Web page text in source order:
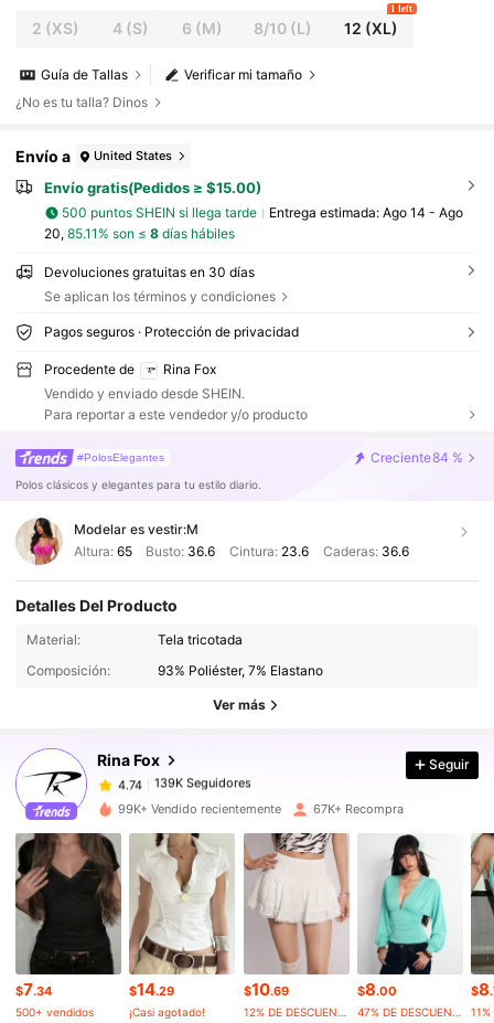
2 (XS) 4(S) 6 (M) 8/10 (L) 12 (XL)
1 left
Verificar mi tamaño
Guía de Tallas
¿No es tu talla? Dinos
Envío a United States
Envío gratis(Pedidos ≥ $15.00)
500 puntos SHEIN si llega tarde Entrega estimada: Ago 14 - Ago
20, 85.11% son ≤ 8días hábiles
Devoluciones gratuitas en 30 días
Se aplican los términos y condiciones
Pagos seguros · Protección de privacidad
Procedente de
Rina Fox
Vendido y enviado desde SHEIN.
Para reportar a este vendedor y/o producto
#PolosElegantes Creciente84 %
Polos clásicos y elegantes para tu estilo diario.
Modelar es vestir:M
Altura: 65 Busto: 36.6 Cintura: 23.6 Caderas: 36.6
Detalles Del Producto
Material:
Tela tricotada
Composición:
93% Poliéster, 7% Elastano
Ver más
Rina Fox
139K Seguidores
139K Seguidores
4.74
139K Seguidores
s***y
pagóHace 3 horas
4.74 139K Seguidores
4.74 139K Seguidores
4.74 139K Seguidores
Seguir
99K+ Vendido recientemente 67K+ Recompra
$7.34
500+ vendidos
$14.29
¡Casi agotado!
$10.69
12% DE DESCUENTO
$8.00
47% DE DESCUENTO
$8